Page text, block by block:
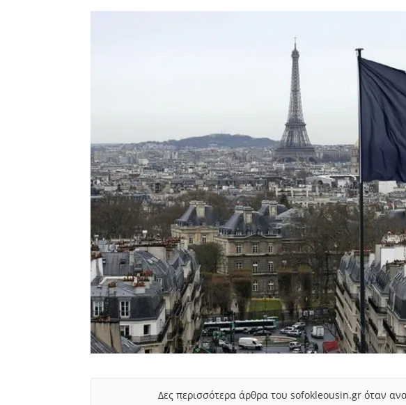
Δες περισσότερα άρθρα του sofokleousin.gr όταν